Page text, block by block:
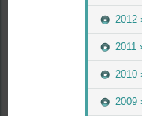
2012
2011
2010
2009